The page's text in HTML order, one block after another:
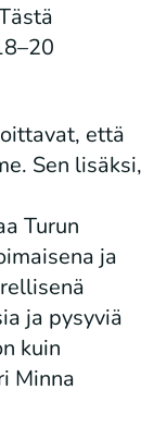
että
Sen lisäksi,
Turun
ja
ja pysyviä
kuin
Minna